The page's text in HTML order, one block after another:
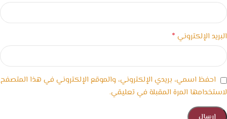
البريد الإلكتروني *
احفظ اسمي، بريدي الإلكتروني، والموقع الإلكتروني في هذا المتصفح
لاستخدامها المرة المقبلة في تعليقي.